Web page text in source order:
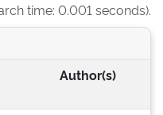
time: 0.001 seconds).
Author(s)